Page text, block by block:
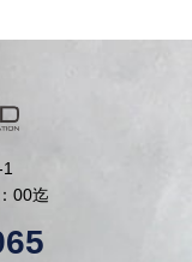
00迄